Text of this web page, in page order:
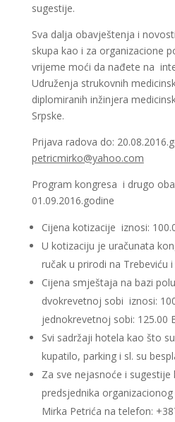
sugestije.
Sva dalja obavještenja i
skupa kao i za organizacione
vrijeme moći da nađete na
Udruženja strukovnih
diplomiranih inžinjera
Srpske.
Prijava radova do:
petricmirko@yahoo.com
Program kongresa i drugo
01.09.2016.godine
Cijena kotizacije iznosi:
U kotizaciju je uračunata
ručak u prirodi na Trebeviću
Cijena smještaja na bazi
dvokrevetnoj sobi iznosi:
jednokrevetnoj sobi: 125.00
Svi sadržaji hotela kao što
kupatilo, parking i sl. su
Za sve nejasnoće i
predsjednika
Mirka Petrića na telefon: